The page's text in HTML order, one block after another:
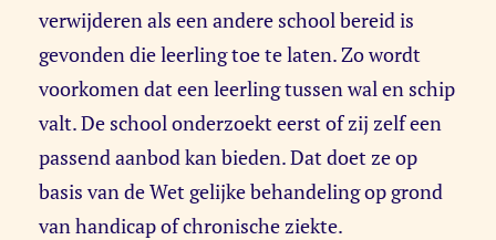
verwijderen als een andere school bereid is
gevonden die leerling toe te laten. Zo wordt
voorkomen dat een leerling tussen wal en schip
valt. De school onderzoekt eerst of zij zelf een
passend aanbod kan bieden. Dat doet ze op
basis van de Wet gelijke behandeling op grond
van handicap of chronische ziekte.